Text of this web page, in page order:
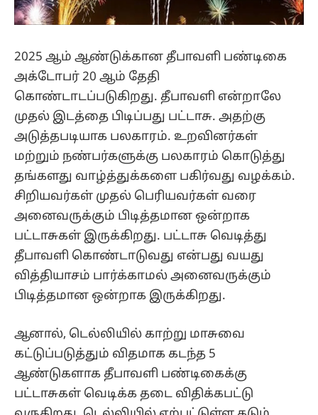
2025 ஆம் ஆண்டுக்கான தீபாவளி பண்டிகை
அக்டோபர் 20 ஆம் தேதி
கொண்டாடப்படுகிறது. தீபாவளி என்றாலே
முதல் இடத்தை பிடிப்பது பட்டாசு. அதற்கு
அடுத்தபடியாக பலகாரம். உறவினர்கள்
மற்றும் நண்பர்களுக்கு பலகாரம் கொடுத்து
தங்களது வாழ்த்துக்களை பகிர்வது வழக்கம்.
சிறியவர்கள் முதல் பெரியவர்கள் வரை
அனைவருக்கும் பிடித்தமான ஒன்றாக
பட்டாசுகள் இருக்கிறது. பட்டாசு வெடித்து
தீபாவளி கொண்டாடுவது என்பது வயது
வித்தியாசம் பார்க்காமல் அனைவருக்கும்
பிடித்தமான ஒன்றாக இருக்கிறது.
ஆனால், டெல்லியில் காற்று மாசுவை
கட்டுப்படுத்தும் விதமாக கடந்த 5
ஆண்டுகளாக தீபாவளி பண்டிகைக்கு
பட்டாசுகள் வெடிக்க தடை விதிக்கபட்டு